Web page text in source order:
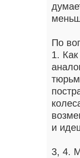
По
1.
и
3, 4.